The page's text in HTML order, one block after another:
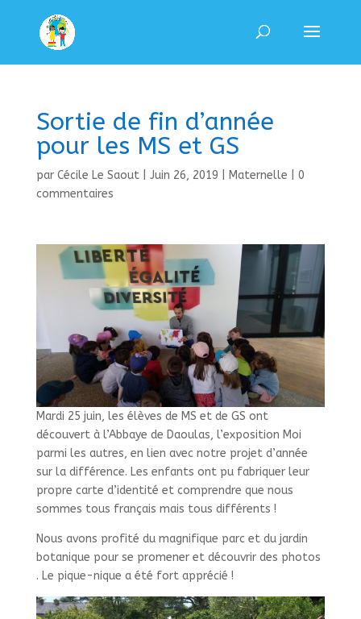
Sortie de fin d’année
pour les MS et GS
par Cécile Le Saout| Juin 26, 2019 Maternelle
0
commentaires
Mardi 25 juin, les élèves de MS et de GS ont
découvert à l’Abbaye de Daoulas, l’exposition Moi
parmi les autres, en lien avec notre projet d’année
sur la différence. Les enfants ont pu fabriquer leur
propre carte d’identité et comprendre que nous
sommes tous français mais tous différents !
Nous avons profité du magnifique parc et du jardin
botanique pour se promener et découvrir des photos
. Le pique-nique a été fort apprécié !